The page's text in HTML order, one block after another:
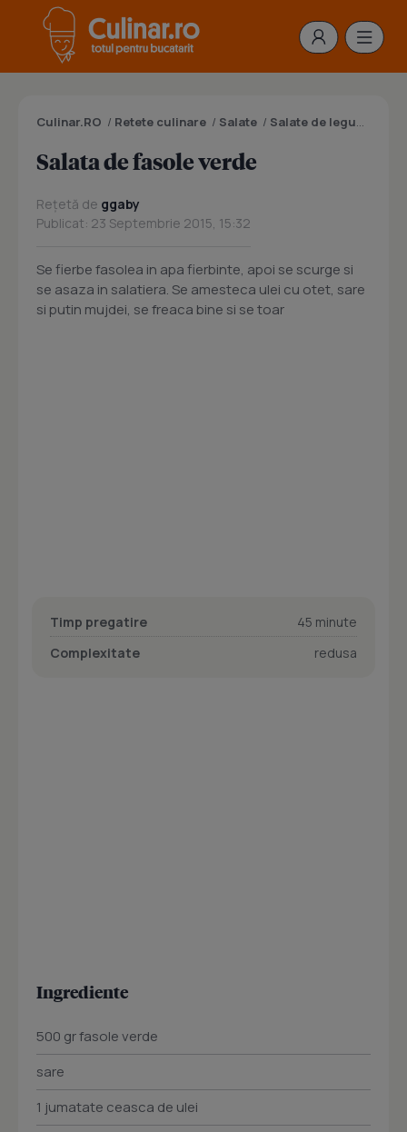
Culinar.RO / Retete culinare / Salate / Salate de legume
Salata de fasole verde
Rețetă de ggaby
Publicat: 23 Septembrie 2015, 15:32
Se fierbe fasolea in apa fierbinte, apoi se scurge si
se asaza in salatiera. Se amesteca ulei cu otet, sare
si putin mujdei, se freaca bine si se toar
Timp pregatire
45 minute
Complexitate
redusa
Ingrediente
500 gr fasole verde
sare
1 jumatate ceasca de ulei